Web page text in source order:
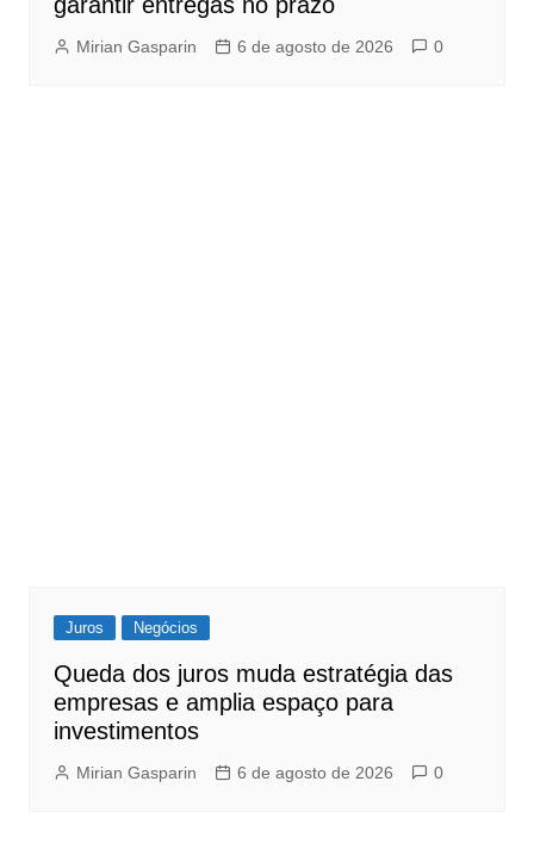
Mirian Gasparin 6 de agosto de 2026 0
Juros Negócios
Queda dos juros muda estratégia das
empresas e amplia espaço para
investimentos
Mirian Gasparin 6 de agosto de 2026 0